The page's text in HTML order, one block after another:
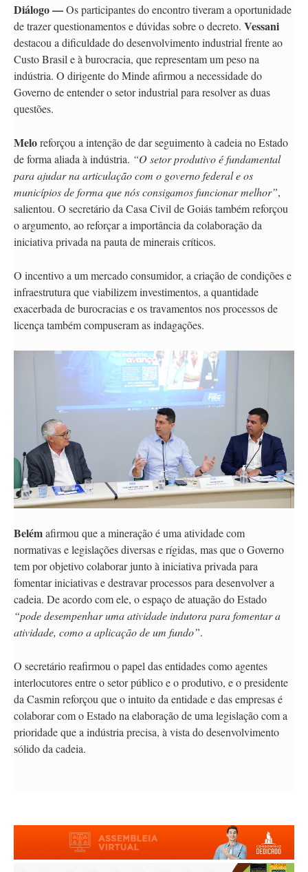
Diálogo —Os participantes do encontro tiveram a oportunidade
de trazer questionamentos e dúvidas sobre o decreto. Vessani
destacou a dificuldade do desenvolvimento industrial frente ao
Custo Brasil e à burocracia, que representam um peso na
indústria. O dirigente do Minde afirmou a necessidade do
Governo de entender o setor industrial para resolver as duas
questões.
Meloreforçou a intenção de dar seguimento à cadeia no Estado
de forma aliada à indústria. “O setor produtivo é fundamental
para ajudar na articulação com o governo federal e os
municípios de forma que nós consigamos funcionar melhor”,
salientou. O secretário da Casa Civil de Goiás também reforçou
o argumento, ao reforçar a importância da colaboração da
iniciativa privada na pauta de minerais críticos.
O incentivo a um mercado consumidor, a criação de condições e
infraestrutura que viabilizem investimentos, a quantidade
exacerbada de burocracias e os travamentos nos processos de
licença também compuseram as indagações.
Belémafirmou que a mineração é uma atividade com
normativas e legislações diversas e rígidas, mas que o Governo
tem por objetivo colaborar junto à iniciativa privada para
fomentar iniciativas e destravar processos para desenvolver a
cadeia. De acordo com ele, o espaço de atuação do Estado
“pode desempenhar uma atividade indutora para fomentar a
atividade, como a aplicação de um fundo”.
O secretário reafirmou o papel das entidades como agentes
interlocutores entre o setor público e o produtivo, e o presidente
da Casmin reforçou que o intuito da entidade e das empresas é
colaborar com o Estado na elaboração de uma legislação com a
prioridade que a indústria precisa, à vista do desenvolvimento
sólido da cadeia.